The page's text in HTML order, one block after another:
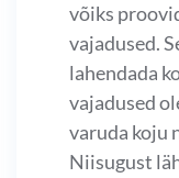
võiks
vajadused.
lahendada
vajadused
varuda koju
Niisugust